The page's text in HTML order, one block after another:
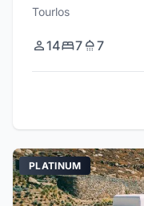
Tourlos
14 7 7
PLATINUM